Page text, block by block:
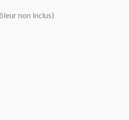
non inclus)